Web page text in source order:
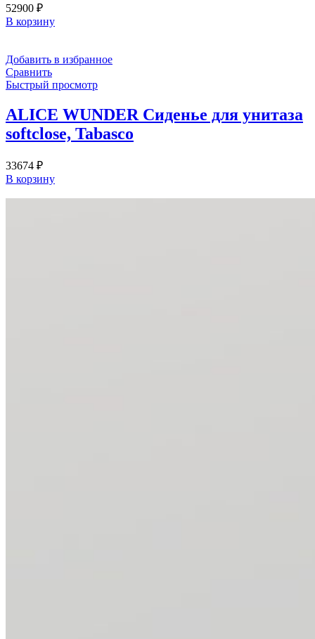
52900 ₽
В корзину
Добавить в избранное
Сравнить
Быстрый просмотр
ALICE WUNDER Сиденье для унитаза
softclose, Tabasco
33674 ₽
В корзину